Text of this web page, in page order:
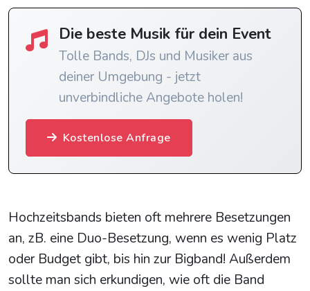
Die beste Musik für dein Event
Tolle Bands, DJs und Musiker aus
deiner Umgebung - jetzt
unverbindliche Angebote holen!
Kostenlose Anfrage
Hochzeitsbands bieten oft mehrere Besetzungen
an, zB. eine Duo-Besetzung, wenn es wenig Platz
oder Budget gibt, bis hin zur Bigband! Außerdem
sollte man sich erkundigen, wie oft die Band